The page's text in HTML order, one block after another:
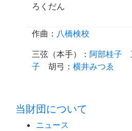
ろくだん
作曲： 八橋検校
三弦（本手）
： 阿部桂子
子
胡弓 ： 横井みつゑ
当財団について
ニュース